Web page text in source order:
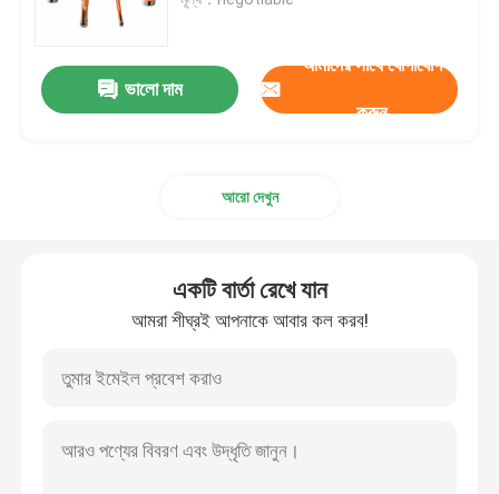
ভালো দাম
আমাদের সাথে যোগাযোগ
করুন
আরো দেখুন
একটি বার্তা রেখে যান
আমরা শীঘ্রই আপনাকে আবার কল করব!